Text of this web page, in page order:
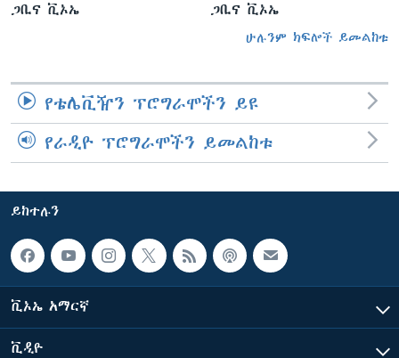
ጋቢና ቪኦኤ ጋቢና ቪኦኤ
ሁሉንም ክፍሎች ይመልከቱ
የቴሌቪዥን ፕሮግራሞችን ይዩ
የራዲዮ ፕሮግራሞችን ይመልከቱ
ይከተሉን
ቪኦኤ አማርኛ
ቪዲዮ